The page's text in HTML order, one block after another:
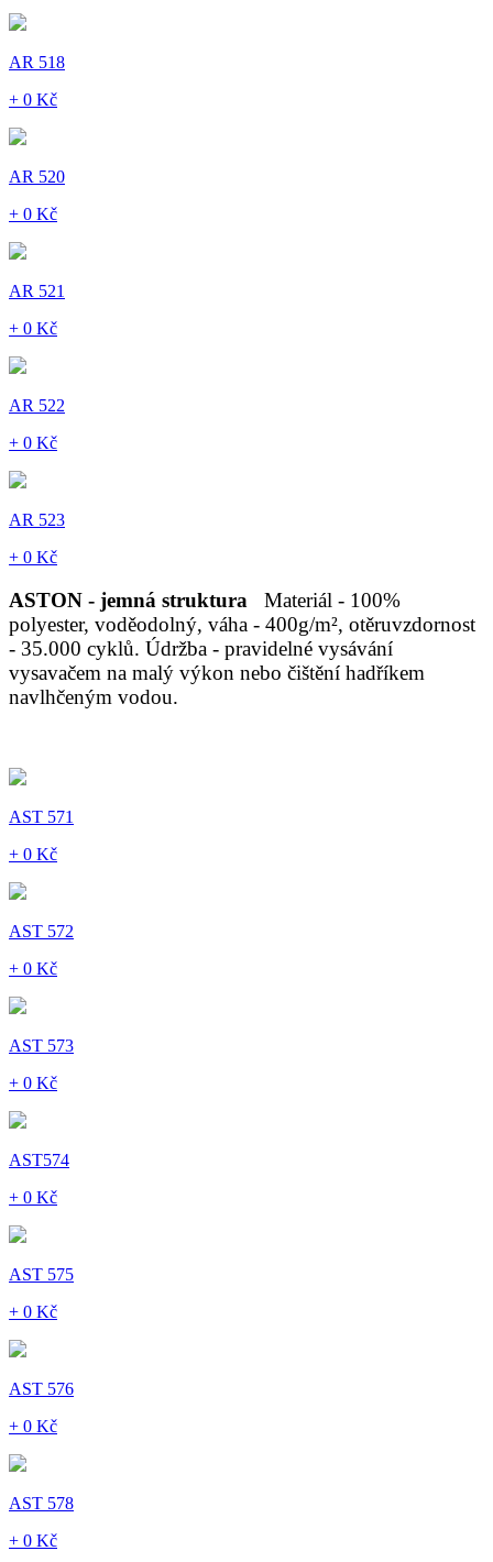
AR 518
+ 0 Kč
AR 520
+ 0 Kč
AR 521
+ 0 Kč
AR 522
+ 0 Kč
AR 523
+ 0 Kč
ASTON - jemná struktura
Materiál - 100%
polyester, voděodolný, váha - 400g/m², otěruvzdornost
- 35.000 cyklů. Údržba - pravidelné vysávání
vysavačem na malý výkon nebo čištění hadříkem
navlhčeným vodou.
AST 571
+ 0 Kč
AST 572
+ 0 Kč
AST 573
+ 0 Kč
AST574
+ 0 Kč
AST 575
+ 0 Kč
AST 576
+ 0 Kč
AST 578
+ 0 Kč